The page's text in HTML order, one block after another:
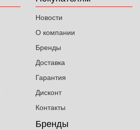
Новости
О компании
Бренды
Доставка
Гарантия
Дисконт
Контакты
Бренды